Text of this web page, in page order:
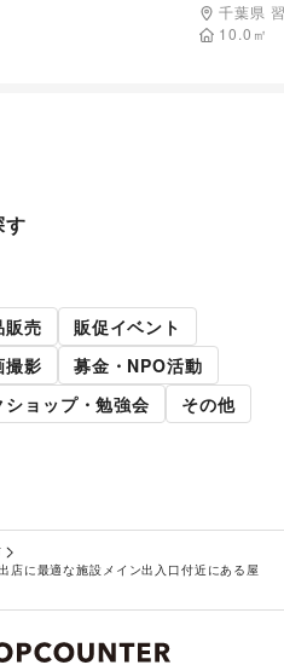
千葉県
10.0 ㎡
す
販売
販促イベント
撮影
募金・NPO活動
ショップ・勉強会
その他
店に最適な施設メイン出入口付近にある屋